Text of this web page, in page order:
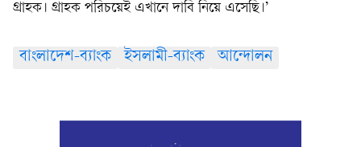
গ্রাহক। গ্রাহক পরিচয়েই এখানে দাবি নিয়ে এসেছি।’
বাংলাদেশ-ব্যাংক ইসলামী-ব্যাংক আন্দোলন